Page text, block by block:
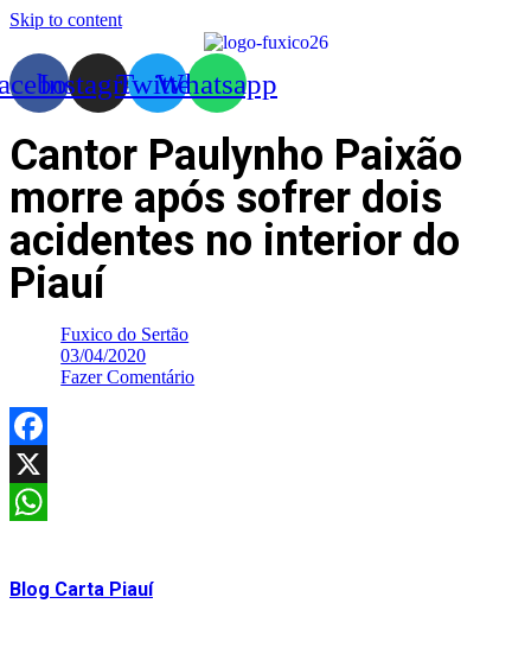
Skip to content
InstagramTwitterWhatsapp
Cantor Paulynho Paixão
morre após sofrer dois
acidentes no interior do
Piauí
Fuxico do Sertão
03/04/2020
Fazer Comentário
Facebook
X
Blog Carta Piauí